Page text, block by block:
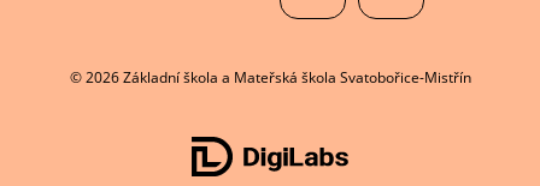
© 2026 Základní škola a Mateřská škola Svatobořice-Mistřín